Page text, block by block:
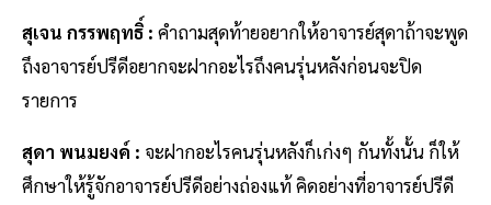
สุเจน กรรพฤทธิ์ : คำถามสุดท้ายอยากให้อาจารย์สุดาถ้าจะพูด
ถึงอาจารย์ปรีดีอยากจะฝากอะไรถึงคนรุ่นหลังก่อนจะปิด
รายการ
สุดา พนมยงค์ : จะฝากอะไรคนรุ่นหลังก็เก่งๆ กันทั้งนั้น ก็ให้
ศึกษาให้รู้จักอาจารย์ปรีดีอย่างถ่องแท้ คิดอย่างที่อาจารย์ปรีดี